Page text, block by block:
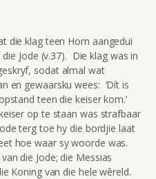
die klag teen Hom aangedui
Jode (v.37). Die klag was in
sodat almal wat
en gewaarsku wees: ‘Dít is
teen die keiser kom.’
op te staan was strafbaar
terg toe hy die bordjie laat
hoe waar sy woorde was.
die Jode; die Messias
Koning van die hele wêreld.